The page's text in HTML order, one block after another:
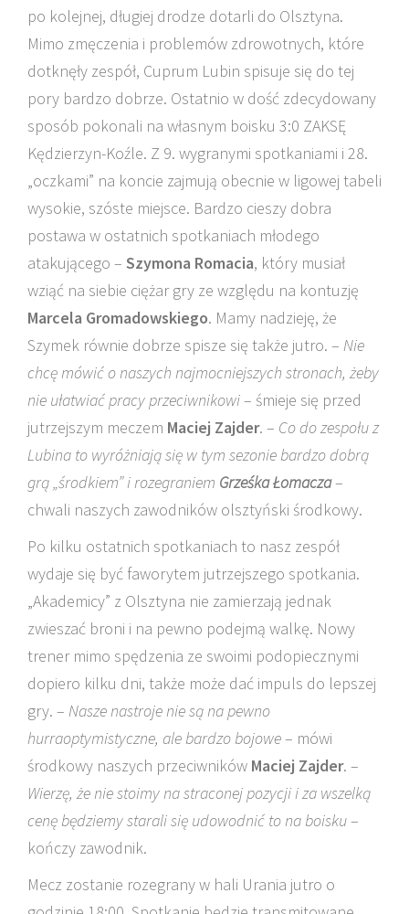
po kolejnej, długiej drodze dotarli do Olsztyna.
Mimo zmęczenia i problemów zdrowotnych, które
dotknęły zespół, Cuprum Lubin spisuje się do tej
pory bardzo dobrze. Ostatnio w dość zdecydowany
sposób pokonali na własnym boisku 3:0 ZAKSĘ
Kędzierzyn-Koźle. Z 9. wygranymi spotkaniami i 28.
„oczkami” na koncie zajmują obecnie w ligowej tabeli
wysokie, szóste miejsce. Bardzo cieszy dobra
postawa w ostatnich spotkaniach młodego
atakującego – Szymona Romacia, który musiał
wziąć na siebie ciężar gry ze względu na kontuzję
Marcela Gromadowskiego. Mamy nadzieję, że
Szymek równie dobrze spisze się także jutro. – Nie
chcę mówić o naszych najmocniejszych stronach, żeby
nie ułatwiać pracy przeciwnikowi– śmieje się przed
jutrzejszym meczem Maciej Zajder. – Co do zespołu z
Lubina to wyróżniają się w tym sezonie bardzo dobrą
grą „środkiem” i rozegraniem Grześka Łomacza–
chwali naszych zawodników olsztyński środkowy.
Po kilku ostatnich spotkaniach to nasz zespół
wydaje się być faworytem jutrzejszego spotkania.
„Akademicy” z Olsztyna nie zamierzają jednak
zwieszać broni i na pewno podejmą walkę. Nowy
trener mimo spędzenia ze swoimi podopiecznymi
dopiero kilku dni, także może dać impuls do lepszej
gry. – Nasze nastroje nie są na pewno
hurraoptymistyczne, ale bardzo bojowe– mówi
środkowy naszych przeciwników Maciej Zajder. –
Wierzę, że nie stoimy na straconej pozycji i za wszelką
cenę będziemy starali się udowodnić to na boisku–
kończy zawodnik.
Mecz zostanie rozegrany w hali Urania jutro o